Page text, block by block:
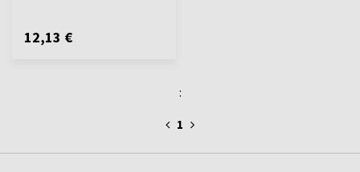
12,13 €
:
1